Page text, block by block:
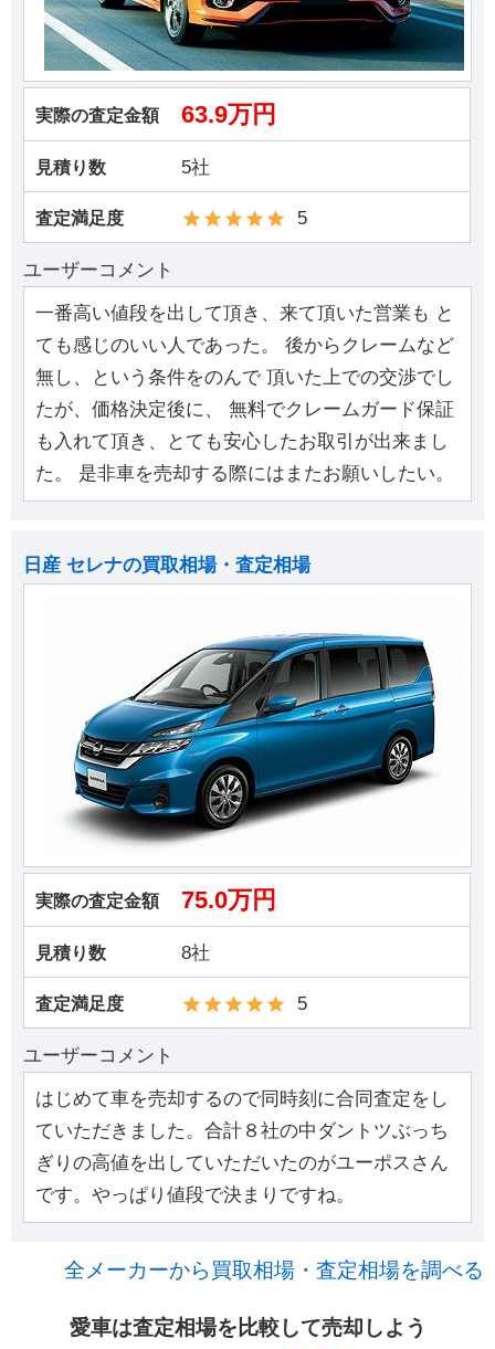
実際の査定金額 63.9万円
見積り数 5社
査定満足度 5
ユーザーコメント
一番高い値段を出して頂き、来て頂いた営業も と
ても感じのいい人であった。 後からクレームなど
無し、という条件をのんで 頂いた上での交渉でし
たが、価格決定後に、 無料でクレームガード保証
も入れて頂き、とても安心したお取引が出来まし
た。 是非車を売却する際にはまたお願いしたい。
日産 セレナの買取相場・査定相場
実際の査定金額 75.0万円
見積り数 8社
査定満足度 5
ユーザーコメント
はじめて車を売却するので同時刻に合同査定をし
ていただきました。合計８社の中ダントツぶっち
ぎりの高値を出していただいたのがユーポスさん
です。やっぱり値段で決まりですね。
全メーカーから買取相場・査定相場を調べる
愛車は査定相場を比較して売却しよう